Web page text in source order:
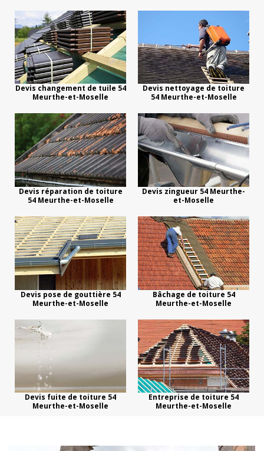
Devis changement de tuile 54
Meurthe-et-Moselle
Devis nettoyage de toiture
54 Meurthe-et-Moselle
Devis réparation de toiture
54 Meurthe-et-Moselle
Devis zingueur 54 Meurthe-
et-Moselle
Devis pose de gouttière 54
Meurthe-et-Moselle
Bâchage de toiture 54
Meurthe-et-Moselle
Devis fuite de toiture 54
Meurthe-et-Moselle
Entreprise de toiture 54
Meurthe-et-Moselle